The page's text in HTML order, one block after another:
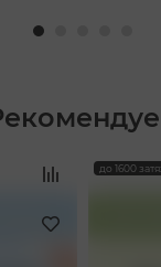
до 1600